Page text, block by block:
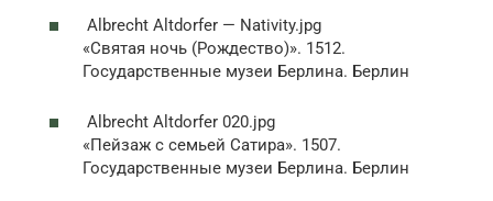
Albrecht Altdorfer — Nativity.jpg
«Святая ночь (Рождество)». 1512.
Государственные музеи Берлина. Берлин
Albrecht Altdorfer 020.jpg
«Пейзаж с семьей Сатира». 1507.
Государственные музеи Берлина. Берлин